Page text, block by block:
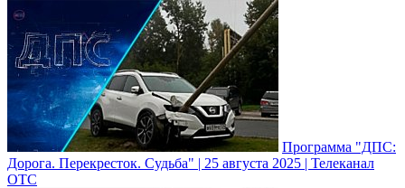
Программа "ДПС:
Дорога. Перекресток. Судьба" | 25 августа 2025 | Телеканал
ОТС